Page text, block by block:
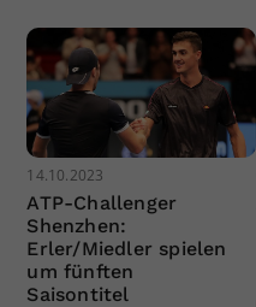
14.10.2023
ATP-Challenger
Shenzhen:
Erler/Miedler spielen
um fünften
Saisontitel